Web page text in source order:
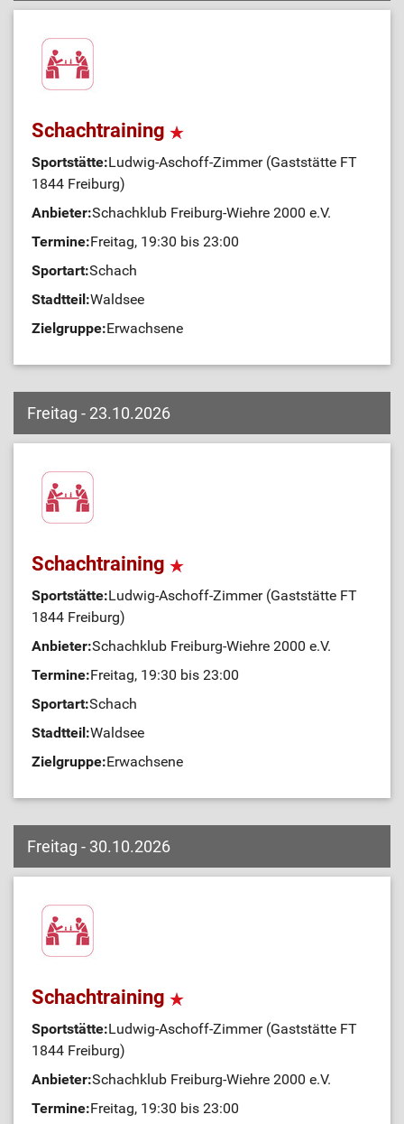
Schachtraining
Sportstätte:Ludwig-Aschoff-Zimmer (Gaststätte FT
1844 Freiburg)
Anbieter:Schachklub Freiburg-Wiehre 2000 e.V.
Termine:Freitag, 19:30 bis 23:00
Sportart:Schach
Stadtteil:Waldsee
Zielgruppe:Erwachsene
Freitag - 23.10.2026
Schachtraining
Sportstätte:Ludwig-Aschoff-Zimmer (Gaststätte FT
1844 Freiburg)
Anbieter:Schachklub Freiburg-Wiehre 2000 e.V.
Termine:Freitag, 19:30 bis 23:00
Sportart:Schach
Stadtteil:Waldsee
Zielgruppe:Erwachsene
Freitag - 30.10.2026
Schachtraining
Sportstätte:Ludwig-Aschoff-Zimmer (Gaststätte FT
1844 Freiburg)
Anbieter:Schachklub Freiburg-Wiehre 2000 e.V.
Termine:Freitag, 19:30 bis 23:00